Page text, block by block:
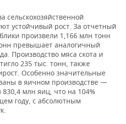
сельскохозяйственной
устойчивый рост. За отчетный
произвели 1,166 млн тонн
превышает аналогичный
Производство мяса скота и
235 тыс. тонн, также
Особенно значительные
в яичном производстве —
млн яиц, что на 104%
году, с абсолютным